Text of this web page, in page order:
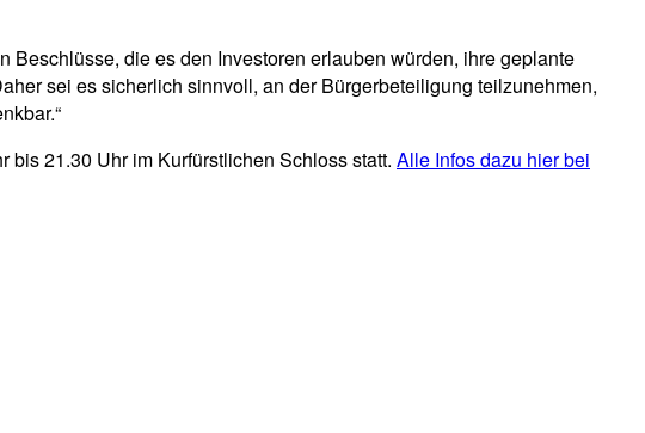
die es den Investoren erlauben würden, ihre geplante
sei es sicherlich sinnvoll, an der Bürgerbeteiligung teilzunehmen,
21.30 Uhr im Kurfürstlichen Schloss statt. Alle Infos dazu hier bei